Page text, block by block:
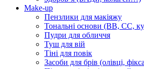
Make-up
Пензлики для макіяжу
Тональні основи (BB, CC,
Пудри для обличчя
Туш для вій
Тіні для повік
Засоби для брів (олівці,